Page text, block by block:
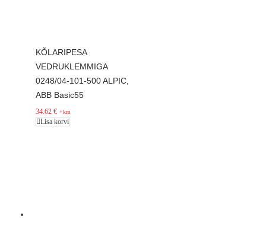
KÕLARIPESA
VEDRUKLEMMIGA
0248/04-101-500 ALPIC,
ABB Basic55
34.62€ +km
Lisa korvi